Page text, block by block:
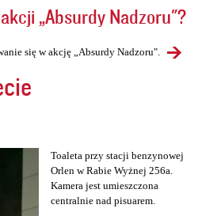
„Absurdy Nadzoru"?
się w akcję „Absurdy Nadzoru".
Toaleta przy stacji benzynowej
Orlen w Rabie Wyżnej 256a.
Kamera jest umieszczona
centralnie nad pisuarem.